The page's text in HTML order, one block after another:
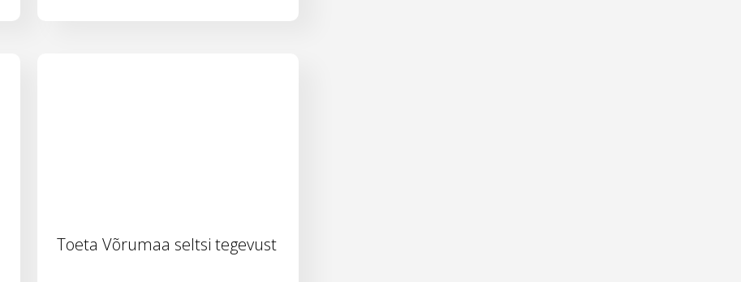
Toeta Võrumaa seltsi tegevust